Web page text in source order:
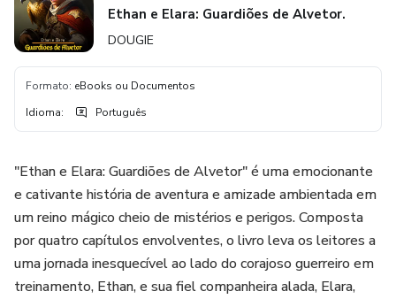
Ethan e Elara: Guardiões de Alvetor.
DOUGIE
Formato: eBooks ou Documentos
Idioma: Português
"Ethan e Elara: Guardiões de Alvetor" é uma emocionante
e cativante história de aventura e amizade ambientada em
um reino mágico cheio de mistérios e perigos. Composta
por quatro capítulos envolventes, o livro leva os leitores a
uma jornada inesquecível ao lado do corajoso guerreiro em
treinamento, Ethan, e sua fiel companheira alada, Elara,